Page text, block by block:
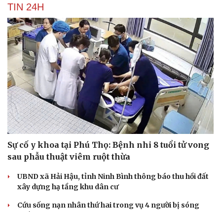
TIN 24H
Sự cố y khoa tại Phú Thọ: Bệnh nhi 8 tuổi tử vong
sau phẫu thuật viêm ruột thừa
UBND xã Hải Hậu, tỉnh Ninh Bình thông báo thu hồi đất
xây dựng hạ tầng khu dân cư
Cứu sống nạn nhân thứ hai trong vụ 4 người bị sóng